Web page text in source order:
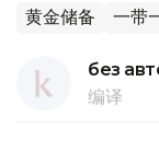
黄金储备 一带
без
编译